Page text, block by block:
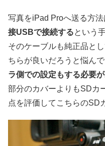
写真をiPad Proへ送る方法
接USBで接続するという
そのケーブルも純正品と
ちらが良いだろうと悩ん
ラ側での設定もする必要
部分のカバーよりもSDカ
点を評価してこちらのSD